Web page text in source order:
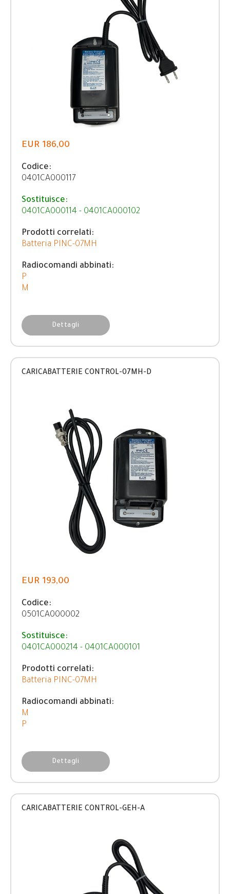
EUR 186,00
Codice:
0401CA000117
Sostituisce:
0401CA000114 - 0401CA000102
Prodotti correlati:
Batteria PINC-07MH
Radiocomandi abbinati:
P
M
Dettagli
CARICABATTERIE CONTROL-07MH-D
EUR 193,00
Codice:
0501CA000002
Sostituisce:
0401CA000214 - 0401CA000101
Prodotti correlati:
Batteria PINC-07MH
Radiocomandi abbinati:
M
P
Dettagli
CARICABATTERIE CONTROL-GEH-A